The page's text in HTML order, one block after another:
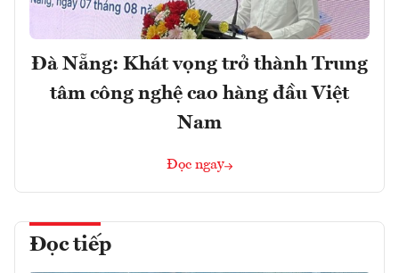
Đà Nẵng: Khát vọng trở thành Trung
tâm công nghệ cao hàng đầu Việt
Nam
Đọc ngay
Đọc tiếp